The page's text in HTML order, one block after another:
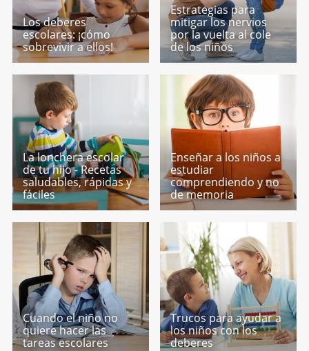
Los deberes
escolares: ¡cómo
sobrevivir a ellos!
Estrategias para
mitigar los nervios
por la vuelta al cole
de los niños
La lonchera escolar
de tu hijo - Recetas
saludables, rápidas y
fáciles
Enseñar a los niños a
estudiar
comprendiendo y no
de memoria
Cuando el niño no
quiere hacer las
tareas escolares
Trucos para ayudar a
los niños con los
deberes